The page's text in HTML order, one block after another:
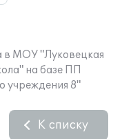
в МОУ "Луковецкая
на базе ПП
учреждения 8"
К списку